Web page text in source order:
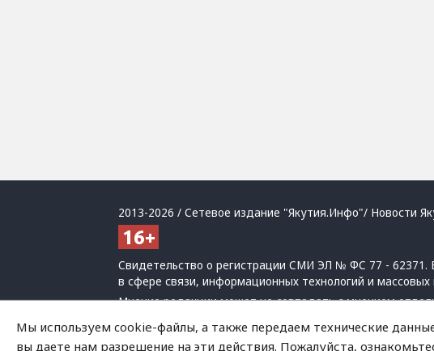
2013-2026 / Сетевое издание "Якутия.Инфо"/ Новости
Свидетельство о регистрации СМИ ЭЛ № ФС 77 -
в сфере связи, информационных технологий и
Мнение редакции может не совпадать с мнением
При использовании материалов обязательна активная
Политика обработки персональных данных
Мы используем cookie-файлы, а также передаем технические
вы даете нам разрешение на эти действия. Пожалуйста,